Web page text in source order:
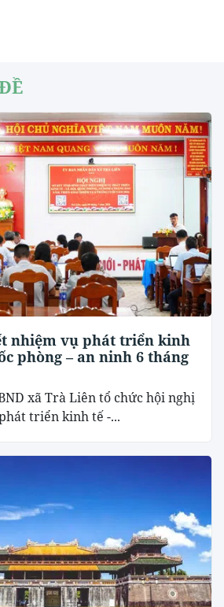
nhiệm vụ phát triển kinh
phòng – an ninh 6 tháng
xã Trà Liên tổ chức hội nghị
triển kinh tế -...